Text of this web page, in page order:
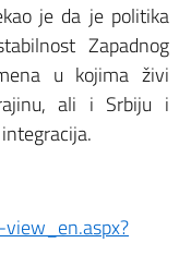
je da je politika
Zapadnog
u kojima živi
ali i Srbiju i